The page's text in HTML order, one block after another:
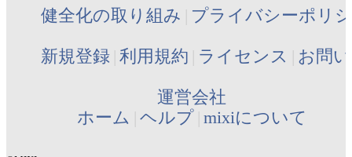
健全化の取り組み プライバシーポリ
新規登録 利用規約 ライセンス お問
運営会社
ホーム ヘルプ mixiについて